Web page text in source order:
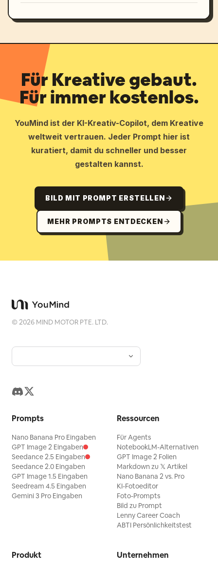
Für Kreative gebaut.
Für immer kostenlos.
YouMind ist der KI-Kreativ-Copilot, dem Kreative
weltweit vertrauen. Jeder Prompt hier ist
kuratiert, damit du schneller und besser
gestalten kannst.
BILD MIT PROMPT ERSTELLEN
MEHR PROMPTS ENTDECKEN
©2026 MIND MOTOR PTE. LTD.
Prompts
Nano Banana Pro Eingaben
GPT Image 2 Eingaben
Seedance 2.5 Eingaben
Seedance 2.0 Eingaben
GPT Image 1.5 Eingaben
Seedream 4.5 Eingaben
Gemini 3 Pro Eingaben
Ressourcen
Für Agents
NotebookLM-Alternativen
GPT Image 2 Folien
Markdown zu 𝕏 Artikel
Nano Banana 2 vs. Pro
KI-Fotoeditor
Foto-Prompts
Bild zu Prompt
Lenny Career Coach
ABTI Persönlichkeitstest
Produkt Unternehmen